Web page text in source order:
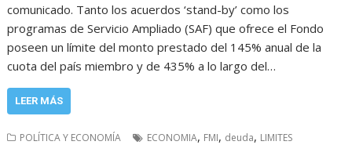
comunicado. Tanto los acuerdos ‘stand-by’ como los
programas de Servicio Ampliado (SAF) que ofrece el Fondo
poseen un límite del monto prestado del 145% anual de la
cuota del país miembro y de 435% a lo largo del…
LEER MÁS
POLÍTICA Y ECONOMÍA ECONOMIA, FMI, deuda, LIMITES